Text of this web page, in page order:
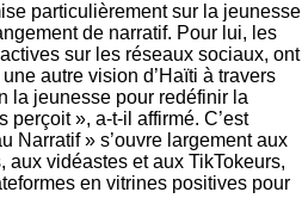
particulièrement sur la jeunesse
de narratif. Pour lui, les
sur les réseaux sociaux, ont
autre vision d’Haïti à travers
la jeunesse pour redéfinir la
perçoit », a-t-il affirmé. C’est
Narratif » s’ouvre largement aux
aux vidéastes et aux TikTokeurs,
en vitrines positives pour